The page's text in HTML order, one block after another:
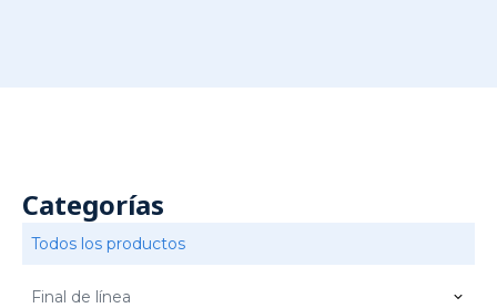
Categorías
Final de línea
Todos los productos